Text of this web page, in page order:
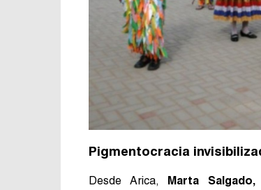
Pigmentocracia
Desde Arica, Marta Salgado,